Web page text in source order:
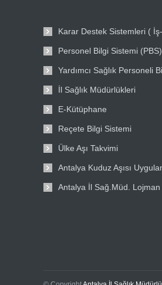
Karar Destek Sistemleri (
Personel Bilgi Sistemi (PBS)
Yardımcı Sağlık Personeli
İl Sağlık Müdürlükleri
E-Kütüphane
Reçete Bilgi Sistemi
Ülke Aşı Takvimi
Antalya Kuduz Aşısı
Antalya İl Sağ.Müd.